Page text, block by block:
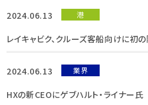
2024.06.13 港
レイキャビク、クルーズ客船向けに初
2024.06.13 業界
HXの新CEOにゲブハルト・ライナー氏